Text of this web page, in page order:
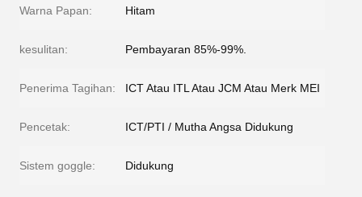
Warna Papan: Hitam
kesulitan: Pembayaran 85%-99%.
Penerima Tagihan: ICT Atau ITL Atau JCM Atau Merk MEI
Pencetak: ICT/PTI / Mutha Angsa Didukung
Sistem goggle: Didukung